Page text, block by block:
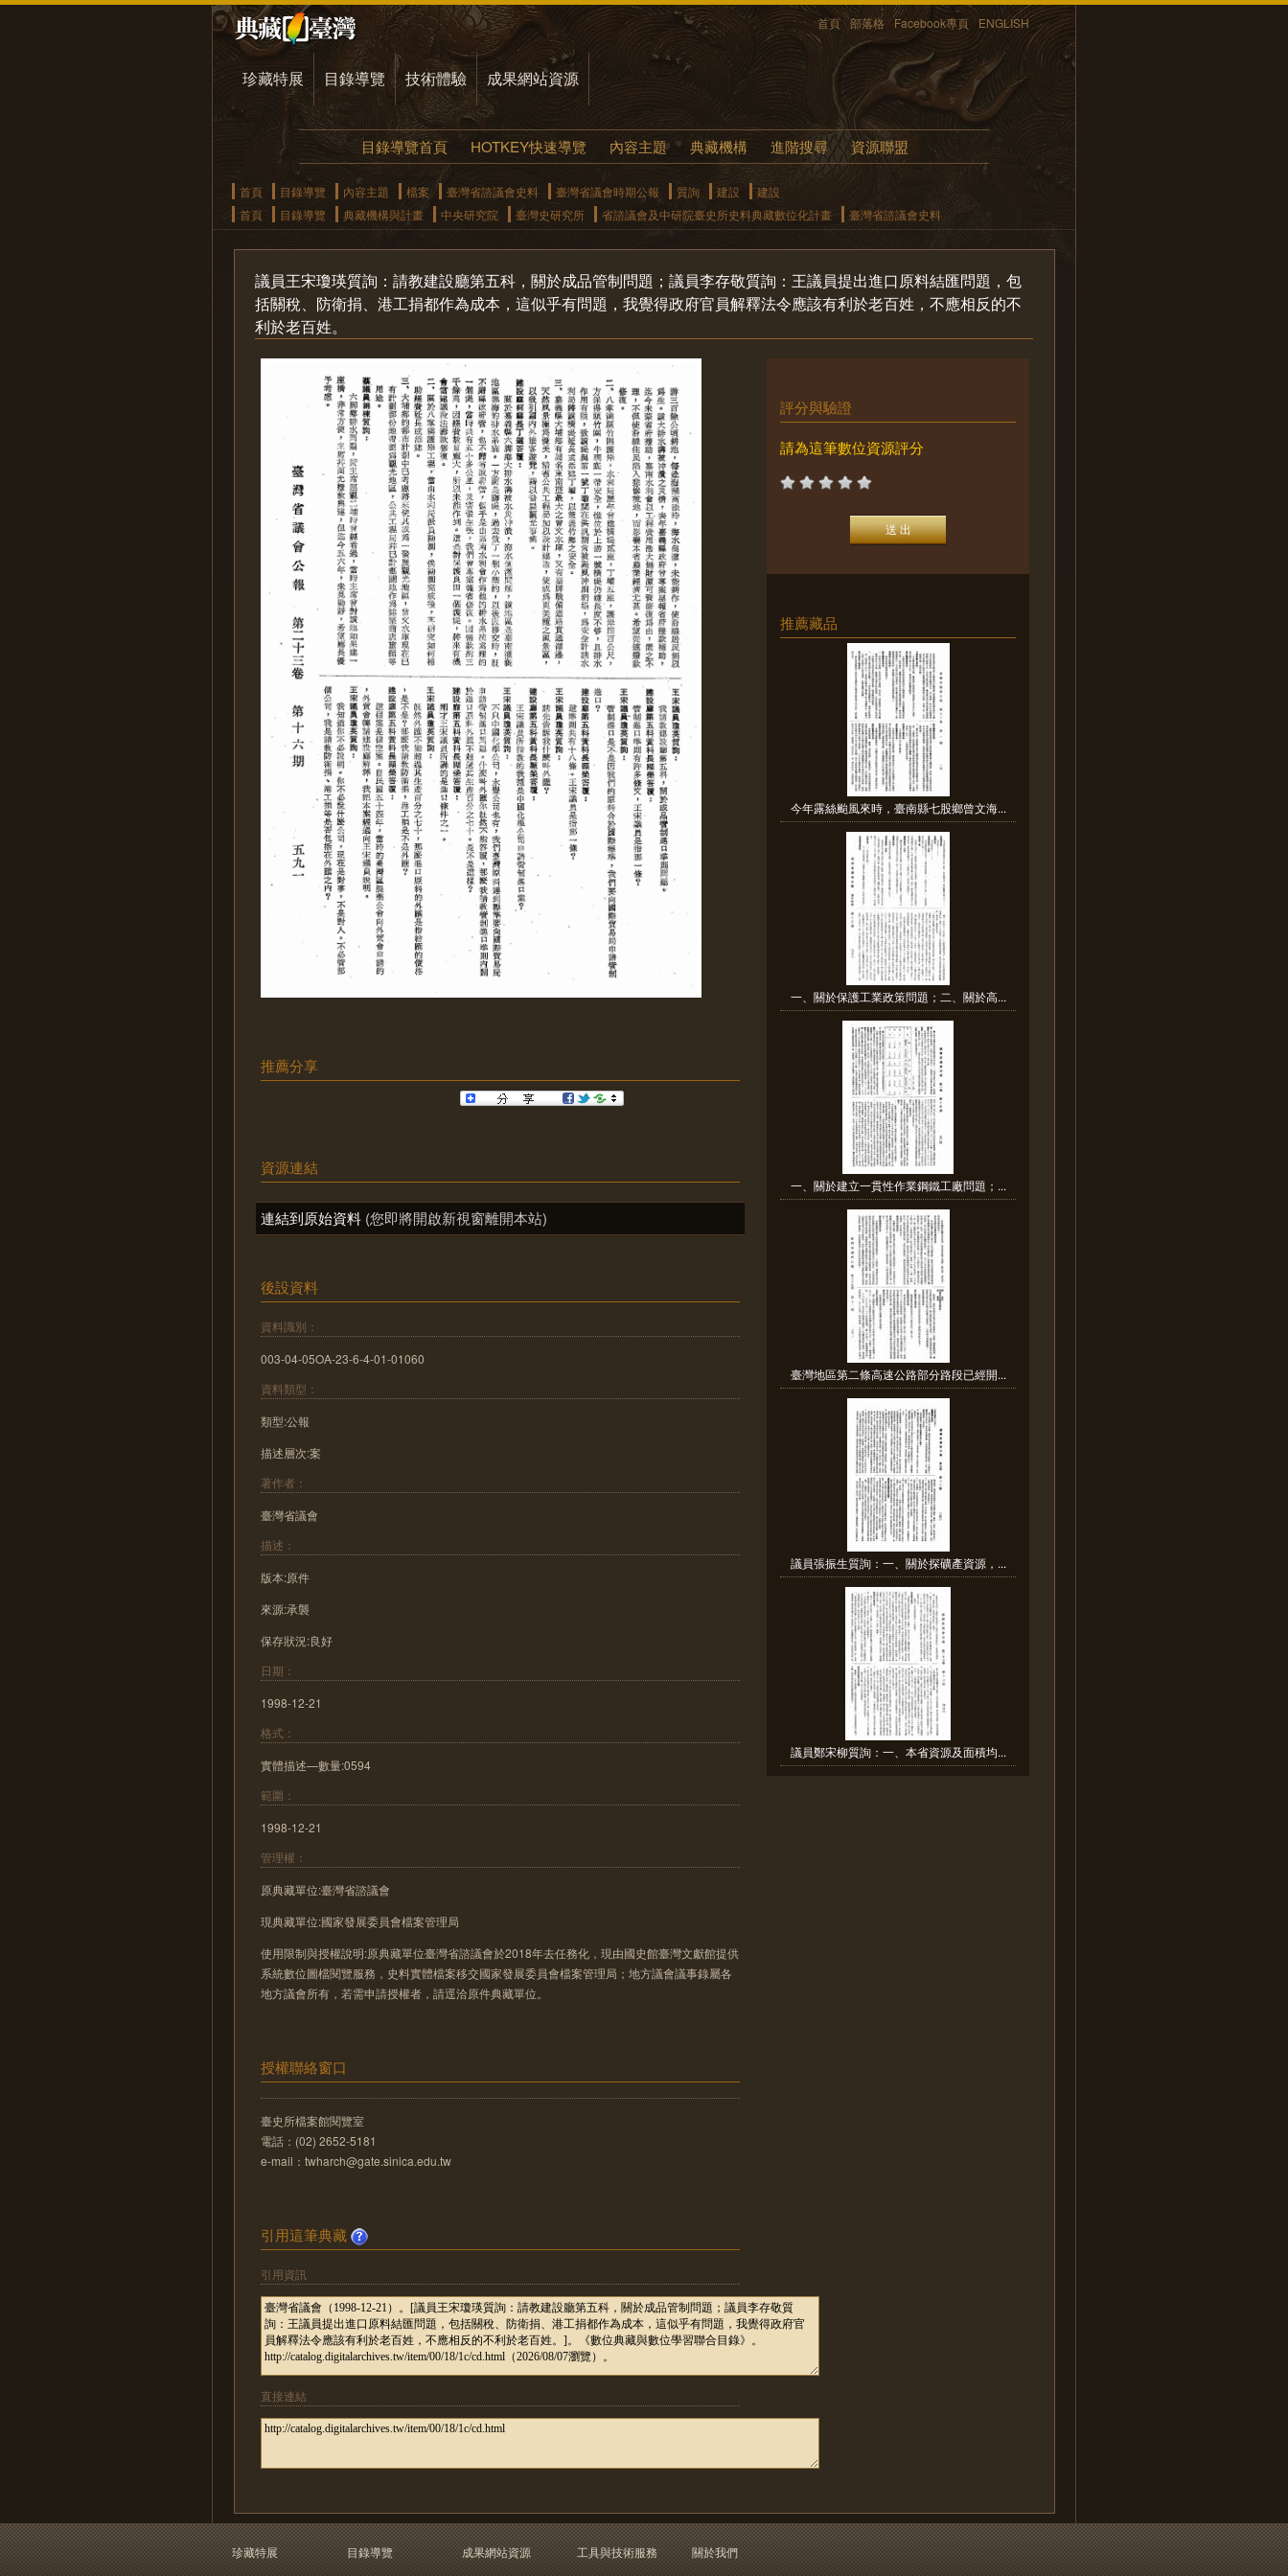
首頁 部落格 Facebook專頁 ENGLISH
珍藏特展 目錄導覽 技術體驗 成果網站資源
目錄導覽首頁 HOTKEY快速導覽 內容主題 典藏機構 進階搜尋 資源聯盟
首頁 目錄導覽 內容主題 檔案 臺灣省諮議會史料 臺灣省議會時期公報 質詢 建設
建設
首頁
目錄導覽 典藏機構與計畫 中央研究院 臺灣史研究所 省諮議會及中研院臺史所史料典藏數位化計畫 臺灣省諮議會史料
議員王宋瓊瑛質詢：請教建設廳第五科，關於成品管制問題；議員李存敬質詢：王議員提出進口原料結匯問題，包
括關稅、防衛捐、港工捐都作為成本，這似乎有問題，我覺得政府官員解釋法令應該有利於老百姓，不應相反的不
利於老百姓。
推薦分享
資源連結
連結到原始資料 (您即將開啟新視窗離開本站)
後設資料
資料識別：
003-04-05OA-23-6-4-01-01060
資料類型：
類型:公報
描述層次:案
著作者：
臺灣省議會
描述：
版本:原件
來源:承襲
保存狀況:良好
日期：
1998-12-21
格式：
實體描述—數量:0594
範圍：
1998-12-21
管理權：
原典藏單位:臺灣省諮議會
現典藏單位:國家發展委員會檔案管理局
使用限制與授權說明:原典藏單位臺灣省諮議會於2018年去任務化，現由國史館臺灣文獻館提供
系統數位圖檔閱覽服務，史料實體檔案移交國家發展委員會檔案管理局；地方議會議事錄屬各
地方議會所有，若需申請授權者，請逕洽原件典藏單位。
授權聯絡窗口
臺史所檔案館閱覽室
電話：(02) 2652-5181
e-mail：twharch@gate.sinica.edu.tw
引用這筆典藏
引用資訊
直接連結
評分與驗證
請為這筆數位資源評分
推薦藏品
今年露絲颱風來時，臺南縣七股鄉曾文海...
一、關於保護工業政策問題；二、關於高...
一、關於建立一貫性作業鋼鐵工廠問題；...
臺灣地區第二條高速公路部分路段已經開...
議員張振生質詢：一、關於探礦產資源，...
議員鄭宋柳質詢：一、本省資源及面積均...
珍藏特展 目錄導覽 成果網站資源 工具與技術服務 關於我們